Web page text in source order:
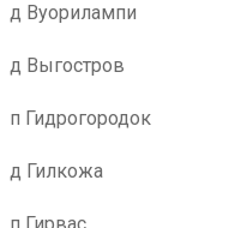
д Вуорилампи
д Выгостров
п Гидрогородок
д Гилкожа